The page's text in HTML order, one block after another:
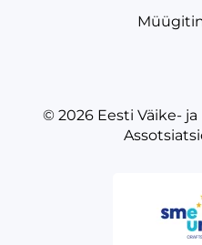
© 2026 Eesti Väike-